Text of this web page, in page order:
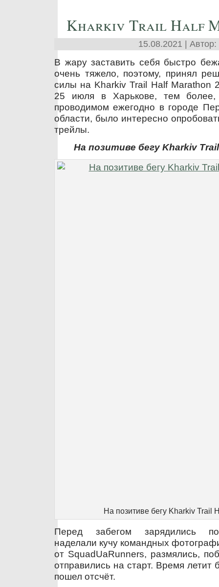
Kharkiv Trail Half
15.08.2021 | Автор:
В жару заставить себя быстро
очень тяжело, поэтому, принял
силы на Kharkiv Trail Half Marathon
25 июля в Харькове, тем более,
проводимом ежегодно в городе
области, было интересно
трейлы.
На позитиве бегу Kharkiv
На позитиве бегу Kharkiv Trail
Перед забегом зарядились
наделали кучу командных
от SquadUaRunners, размялись,
отправились на старт. Время летит
пошел отсчёт.